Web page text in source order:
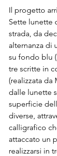
Il progetto
Sette lunette
strada, da
alternanza di
su fondo blu
tre scritte in
(realizzata da
dalle lunette
superficie
diverse,
calligrafico
attaccato un
realizzarsi in